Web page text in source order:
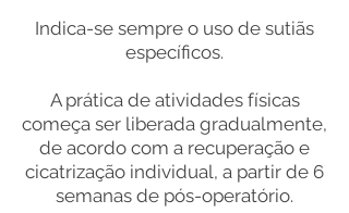
Indica-se sempre o uso de sutiãs
específicos.
A prática de atividades físicas
começa ser liberada gradualmente,
de acordo com a recuperação e
cicatrização individual, a partir de 6
semanas de pós-operatório.